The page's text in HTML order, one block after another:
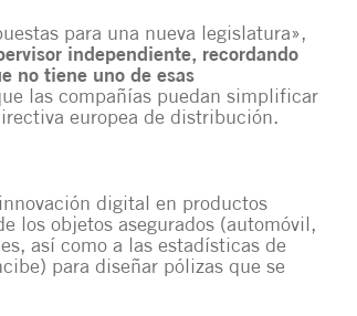
para una nueva legislatura»,
independiente, recordando
no tiene uno de esas
las compañías puedan simplificar
europea de distribución.
digital en productos
los objetos asegurados (automóvil,
así como a las estadísticas de
para diseñar pólizas que se